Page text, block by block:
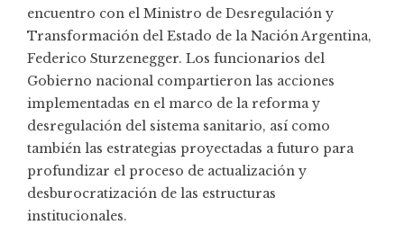
encuentro con el Ministro de Desregulación y
Transformación del Estado de la Nación Argentina,
Federico Sturzenegger. Los funcionarios del
Gobierno nacional compartieron las acciones
implementadas en el marco de la reforma y
desregulación del sistema sanitario, así como
también las estrategias proyectadas a futuro para
profundizar el proceso de actualización y
desburocratización de las estructuras
institucionales.